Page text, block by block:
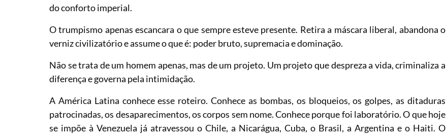
do conforto imperial.
O trumpismo apenas escancara o que sempre esteve presente. Retira a máscara liberal, abandona o
verniz civilizatório e assume o que é: poder bruto, supremacia e dominação.
Não se trata de um homem apenas, mas de um projeto. Um projeto que despreza a vida, criminaliza a
diferença e governa pela intimidação.
A América Latina conhece esse roteiro. Conhece as bombas, os bloqueios, os golpes, as ditaduras
patrocinadas, os desaparecimentos, os corpos sem nome. Conhece porque foi laboratório. O que hoje
se impõe à Venezuela já atravessou o Chile, a Nicarágua, Cuba, o Brasil, a Argentina e o Haiti. O